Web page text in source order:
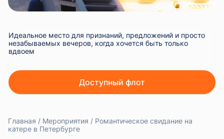
Идеальное место для признаний, предложений и просто
незабываемых вечеров, когда хочется быть только
вдвоем
Доступный флот
Главная Мероприятия
Романтическое свидание на
катере в Петербурге